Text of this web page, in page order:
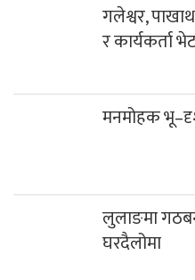
गलेश्वर,
र कार्यकर्ता
मनमोहक
लुलाङमा
घरदैलोमा